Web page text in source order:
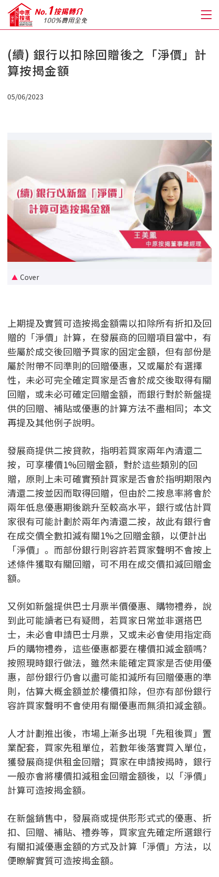
關於我們
私人貸款
優惠禮遇
新盤優越按揭優惠
中原按揭標籤優惠
推薦齊齊友賞
按揭計算
轉按計算
置業預算
供款年期計算
工商舖按揭計算
印花稅計算
免費物業估價
下載中心
按揭全面睇
新聞/研究
公司動態
統計數據庫
按揭快趣智識
按揭智庫
樓按專欄
實時銀行資訊
裝修·保險優惠
免費裝修轉介服務
裝修設計專欄
火險、家居、寵物保險
保險資訊專欄
(續) 銀行以扣除回贈後之「淨價」計
算按揭金額
05/06/2023
Cover
上期提及實質可造按揭金額需以扣除所有折扣及回
贈的「淨價」計算，在發展商的回贈項目當中，有
些屬於成交後回贈予買家的固定金額，但有部份是
屬於附帶不同準則的回贈優惠，又或屬於有選擇
性，未必可完全確定買家是否會於成交後取得有關
回贈，或未必可確定回贈金額，而銀行對於新盤提
供的回贈、補貼或優惠的計算方法不盡相同；本文
再提及其他例子說明。
發展商提供二按貸款，指明若買家兩年內清還二
按，可享樓價1%回贈金額，對於這些類別的回
贈，原則上未可確實預計買家是否會於指明期限內
清還二按並因而取得回贈，但由於二按息率將會於
兩年低息優惠期後跳升至較高水平，銀行或估計買
家很有可能計劃於兩年內清還二按，故此有銀行會
在成交價全數扣減有關1%之回贈金額，以便計出
「淨價」。而部份銀行則容許若買家聲明不會按上
述條件獲取有關回贈，可不用在成交價扣減回贈金
額。
又例如新盤提供巴士月票半價優惠、購物禮券，說
到此可能讀者已有疑問，若買家日常並非選搭巴
士，未必會申請巴士月票，又或未必會使用指定商
戶的購物禮券，這些優惠都要在樓價扣減金額嗎?
按照現時銀行做法，雖然未能確定買家是否使用優
惠，部份銀行仍會以盡可能扣減所有回贈優惠的準
則，估算大概金額並於樓價扣除，但亦有部份銀行
容許買家聲明不會使用有關優惠而無須扣減金額。
人才計劃推出後，市場上漸多出現「先租後買」置
業配套，買家先租單位，若數年後落實買入單位，
獲發展商提供租金回贈；買家在申請按揭時，銀行
一般亦會將樓價扣減租金回贈金額後，以「淨價」
計算可造按揭金額。
在新盤銷售中，發展商或提供形形式式的優惠、折
扣、回贈、補貼、禮券等，買家宜先確定所選銀行
有關扣減優惠金額的方式及計算「淨價」方法，以
便瞭解實質可造按揭金額。